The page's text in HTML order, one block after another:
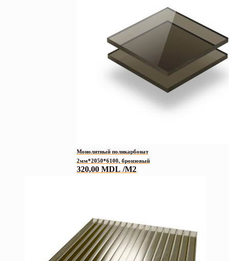
Монолитный поликарбонат
2мм*2050*6100, бронзовый
320,00 MDL /M2